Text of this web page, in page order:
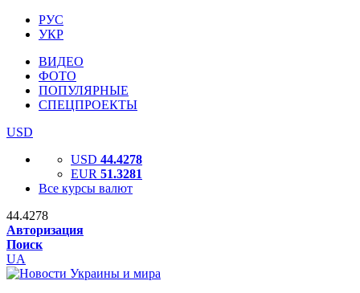
РУС
УКР
ВИДЕО
ФОТО
ПОПУЛЯРНЫЕ
СПЕЦПРОЕКТЫ
USD
USD 44.4278
EUR 51.3281
Все курсы валют
44.4278
Авторизация
Поиск
UA